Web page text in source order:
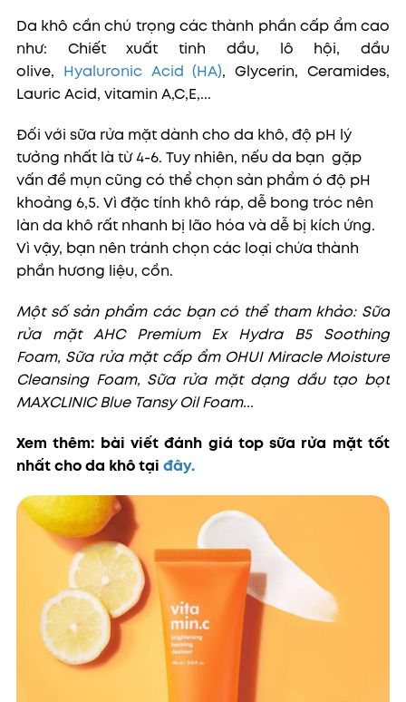
Da khô cần chú trọng các thành phần cấp ẩm cao
như: Chiết xuất tinh dầu, lô hội, dầu
olive, Hyaluronic Acid (HA), Glycerin, Ceramides,
Lauric Acid, vitamin A,C,E,...
Đối với sữa rửa mặt dành cho da khô, độ pH lý
tưởng nhất là từ 4-6. Tuy nhiên, nếu da bạn gặp
vấn đề mụn cũng có thể chọn sản phẩm ó độ pH
khoảng 6,5. Vì đặc tính khô ráp, dễ bong tróc nên
làn da khô rất nhanh bị lão hóa và dễ bị kích ứng.
Vì vậy, bạn nên tránh chọn các loại chứa thành
phần hương liệu, cồn.
Một số sản phẩm các bạn có thể tham khảo: Sữa
rửa mặt AHC Premium Ex Hydra B5 Soothing
Foam, Sữa rửa mặt cấp ẩm OHUI Miracle Moisture
Cleansing Foam, Sữa rửa mặt dạng dầu tạo bọt
MAXCLINIC Blue Tansy Oil Foam...
Xem thêm: bài viết đánh giá top sữa rửa mặt tốt
nhất cho da khô tại đây.